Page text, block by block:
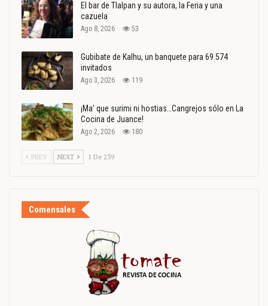
El bar de Tlalpan y su autora, la Feria y una
cazuela
Ago 8, 2026 53
Gubibate de Kalhu, un banquete para 69.574
invitados
Ago 3, 2026 119
¡Ma’ que surimi ni hostias…Cangrejos sólo en La
Cocina de Juance!
Ago 2, 2026 180
PREV NEXT 1 De 239
Comensales